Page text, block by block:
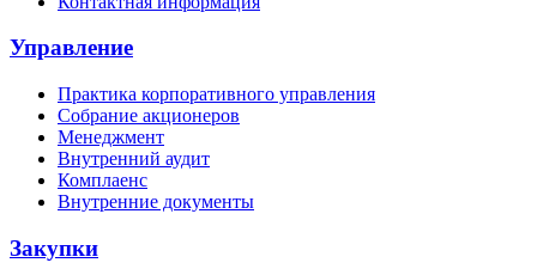
Управление
Практика корпоративного управления
Собрание акционеров
Менеджмент
Внутренний аудит
Комплаенс
Внутренние документы
Закупки